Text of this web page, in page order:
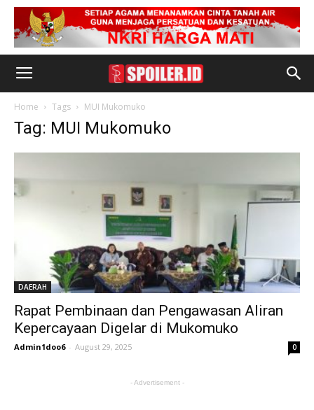
Home Tags MUI Mukomuko
Tag: MUI Mukomuko
DAERAH
Rapat Pembinaan dan Pengawasan Aliran
Kepercayaan Digelar di Mukomuko
Admin1doo6 - August 29, 2025 0
- Advertisement -